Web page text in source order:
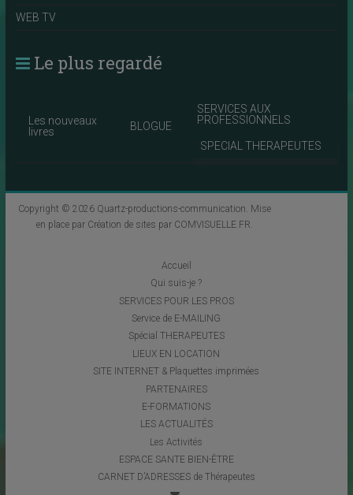
WEB TV
Le plus regardé
Les nouveaux
livres
BLOGUE
SERVICES AUX
PROFESSIONNELS
SPECIAL THERAPEUTES
Copyright © 2026 Quartz-productions-communication . Mise
en place par Création de sites par COMVISUELLE.FR
Accueil
Qui suis-je ?
SERVICES POUR LES PROS
Service de E-MAILING
Spécial THERAPEUTES
LIEUX EN LOCATION
SITE INTERNET & Plaquettes imprimées
PARTENAIRES
E-FORMATIONS
LES ACTUALITÉS
Les Activités
ESPACE SANTE BIEN-ÊTRE
CARNET D’ADRESSES de Thérapeutes